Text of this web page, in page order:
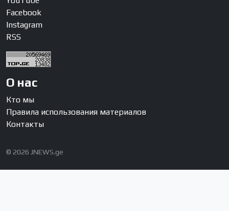
Facebook
Instagram
RSS
О нас
Кто мы
Правила использования материалов
Контакты
© 2026 JNEWS.ge